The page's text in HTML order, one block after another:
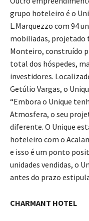
grupo hoteleiro é o
L.Marquezzo com 94
mobiliadas, projetado
Monteiro, construído
total dos hóspedes,
investidores.
Getúlio Vargas, o
“Embora o Unique
Atmosfera, o seu
diferente. O Unique
hoteleiro com o
e isso é um ponto
unidades vendidas, o
antes do prazo
CHARMANT HOTEL